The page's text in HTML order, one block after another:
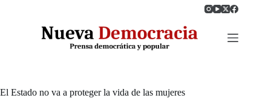
El Estado no va a proteger la vida de las mujeres